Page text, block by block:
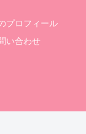
プロフィール
い合わせ